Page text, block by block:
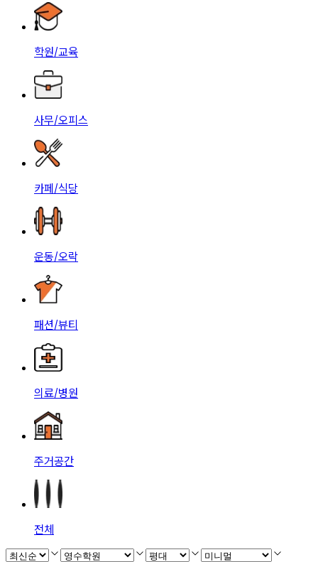
학원/교육
사무/오피스
카페/식당
운동/오락
패션/뷰티
의료/병원
주거공간
전체